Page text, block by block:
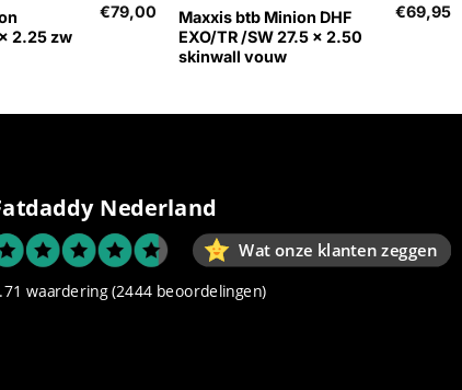
2.25 zw
€79,00
Maxxis btb Minion DHF
EXO/TR /SW 27.5 x 2.50
skinwall vouw
€69,95
Nederland
Wat onze klanten zeggen
waardering (2444 beoordelingen)